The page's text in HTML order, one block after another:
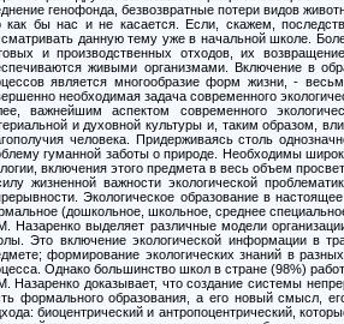
генофонда, безвозвратные потери видов
как бы нас и не касается. Если, скажем,
данную тему уже в начальной школе.
и производственных отходов, их
живыми организмами. Включение в
является многообразие форм жизни, -
необходимая задача современного
важнейшим аспектом современного
и духовной культуры и, таким образом,
человека. Придерживаясь столь
гуманной заботы о природе. Необходимы
включения этого предмета в весь объем
жизненной важности экологической
Экологическое образование в
(дошкольное, школьное, среднее
Назаренко выделяет различные модели
Это включение экологической информации в
формирование экологических знаний в
Однако большинство школ в стране (98%)
Назаренко доказывает, что создание системы
формального образования, а его новый смысл,
биоцентрический и антропоцентрический,